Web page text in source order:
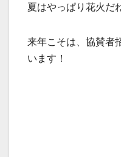
夏はやっぱり花火だ
来年こそは、協賛者
います！